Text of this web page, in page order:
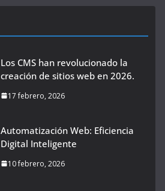
Los CMS han revolucionado la
creación de sitios web en 2026.
17 febrero, 2026
Automatización Web: Eficiencia
Digital Inteligente
10 febrero, 2026